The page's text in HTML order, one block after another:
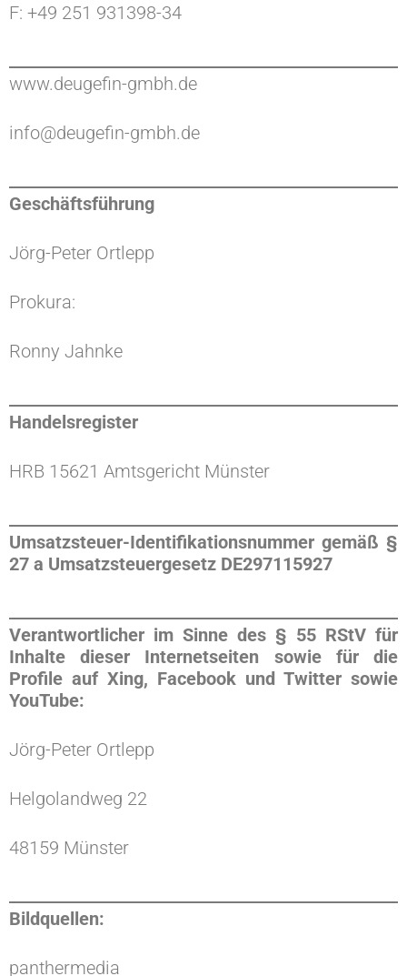
F: +49 251 931398-34
www.deugefin-gmbh.de
info@deugefin-gmbh.de
Geschäftsführung
Jörg-Peter Ortlepp
Prokura:
Ronny Jahnke
Handelsregister
HRB 15621 Amtsgericht Münster
Umsatzsteuer-Identifikationsnummer gemäß §
27 a Umsatzsteuergesetz DE297115927
Verantwortlicher im Sinne des § 55 RStV für
Inhalte dieser Internetseiten sowie für die
Profile auf Xing, Facebook und Twitter sowie
YouTube:
Jörg-Peter Ortlepp
Helgolandweg 22
48159 Münster
Bildquellen:
panthermedia